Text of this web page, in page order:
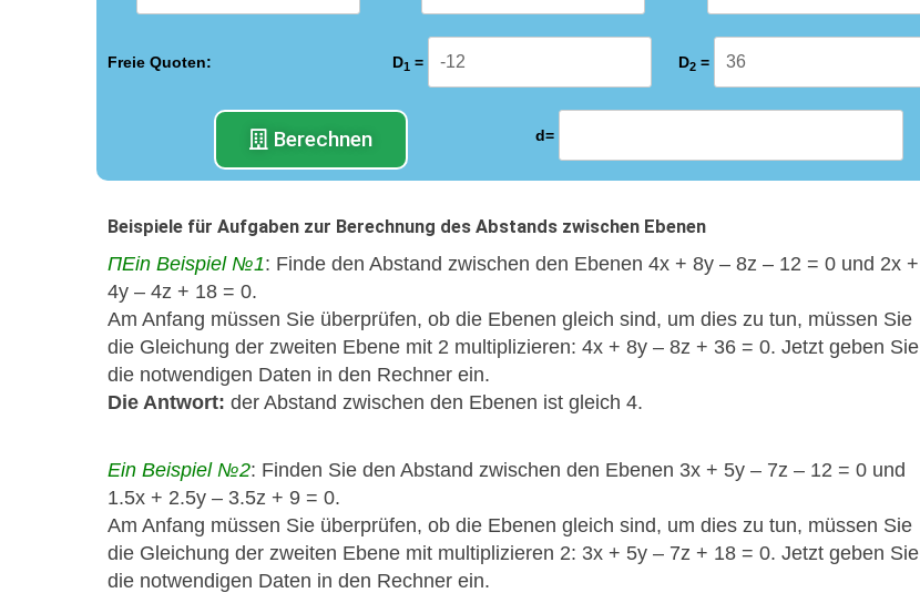
Freie Quoten: D1 = D2=
Berechnen d=
Beispiele für Aufgaben zur Berechnung des Abstands zwischen Ebenen
ПEin Beispiel №1: Finde den Abstand zwischen den Ebenen 4x + 8y – 8z – 12 = 0 und 2x +
4y – 4z + 18 = 0.
Am Anfang müssen Sie überprüfen, ob die Ebenen gleich sind, um dies zu tun, müssen Sie
die Gleichung der zweiten Ebene mit 2 multiplizieren: 4x + 8y – 8z + 36 = 0. Jetzt geben Sie
die notwendigen Daten in den Rechner ein.
Die Antwort: der Abstand zwischen den Ebenen ist gleich 4.
Ein Beispiel №2: Finden Sie den Abstand zwischen den Ebenen 3x + 5y – 7z – 12 = 0 und
1.5x + 2.5y – 3.5z + 9 = 0.
Am Anfang müssen Sie überprüfen, ob die Ebenen gleich sind, um dies zu tun, müssen Sie
die Gleichung der zweiten Ebene mit multiplizieren 2: 3x + 5y – 7z + 18 = 0. Jetzt geben Sie
die notwendigen Daten in den Rechner ein.